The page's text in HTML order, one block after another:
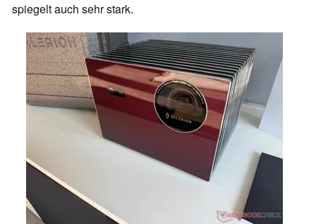
spiegelt auch sehr stark.